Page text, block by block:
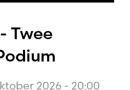
Twee
2026 - 20:00